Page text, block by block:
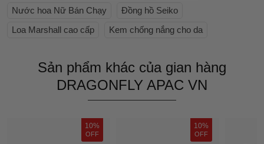
Nước hoa Nữ Bán Chạy
Đồng hồ Seiko
Loa Marshall cao cấp
Kem chống nắng cho da
Sản phẩm khác của gian hàng
DRAGONFLY APAC VN
10%
OFF
10%
OFF